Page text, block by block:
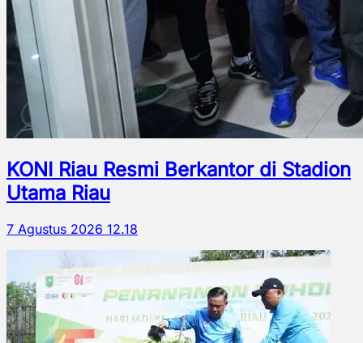
KONI Riau Resmi Berkantor di Stadion
Utama Riau
7 Agustus 2026 12.18